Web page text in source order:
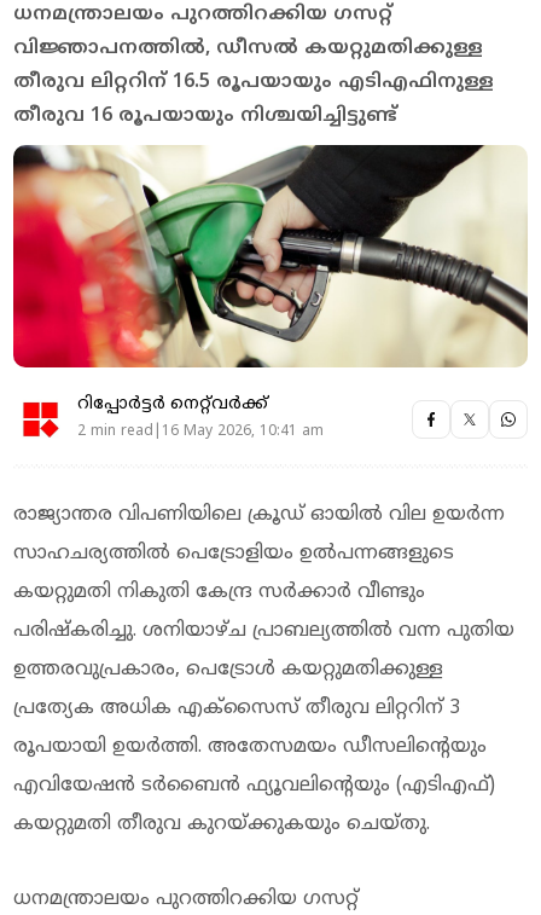
ധനമന്ത്രാലയം പുറത്തിറക്കിയ ഗസറ്റ്
വിജ്ഞാപനത്തില്‍, ഡീസല്‍ കയറ്റുമതിക്കുള്ള
തീരുവ ലിറ്ററിന് 16.5 രൂപയായും എടിഎഫിനുള്ള
തീരുവ 16 രൂപയായും നിശ്ചയിച്ചിട്ടുണ്ട്
റിപ്പോർട്ടർ നെറ്റ്‌വര്‍ക്ക്‌
2 min read|16 May 2026, 10:41 am
രാജ്യാന്തര വിപണിയിലെ ക്രൂഡ് ഓയില്‍ വില ഉയര്‍ന്ന
സാഹചര്യത്തില്‍ പെട്രോളിയം ഉല്‍പന്നങ്ങളുടെ
കയറ്റുമതി നികുതി കേന്ദ്ര സര്‍ക്കാര്‍ വീണ്ടും
പരിഷ്‌കരിച്ചു. ശനിയാഴ്ച പ്രാബല്യത്തില്‍ വന്ന പുതിയ
ഉത്തരവുപ്രകാരം, പെട്രോള്‍ കയറ്റുമതിക്കുള്ള
പ്രത്യേക അധിക എക്സൈസ് തീരുവ ലിറ്ററിന് 3
രൂപയായി ഉയര്‍ത്തി. അതേസമയം ഡീസലിന്റെയും
എവിയേഷന്‍ ടര്‍ബൈന്‍ ഫ്യൂവലിന്റെയും (എടിഎഫ്)
കയറ്റുമതി തീരുവ കുറയ്ക്കുകയും ചെയ്തു.
ധനമന്ത്രാലയം പുറത്തിറക്കിയ ഗസറ്റ്